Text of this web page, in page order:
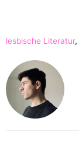
lesbische Literatur,